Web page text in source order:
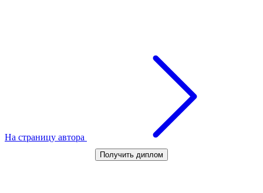
На страницу автора
Получить диплом